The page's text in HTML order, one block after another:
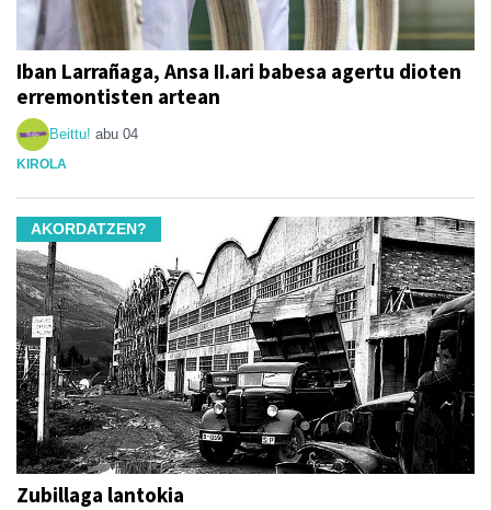
Iban Larrañaga, Ansa II.ari babesa agertu dioten
erremontisten artean
Beittu! abu 04
KIROLA
AKORDATZEN?
Zubillaga lantokia